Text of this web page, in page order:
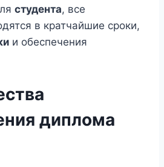
студента, все
в кратчайшие сроки,
и обеспечения
диплома